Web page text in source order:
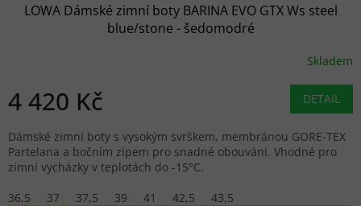
LOWA Dámské zimní boty BARINA EVO GTX Ws steel
blue/stone - šedomodré
Skladem
4 420 Kč DETAIL
Dámské zimní boty s vysokým svrškem, membránou GORE-TEX
Partelana a bočním zipem pro snadné obouvání. Vhodné pro
zimní vycházky v teplotách do -15°C.
36,5
37 37,5 39 41 42,5 43,5